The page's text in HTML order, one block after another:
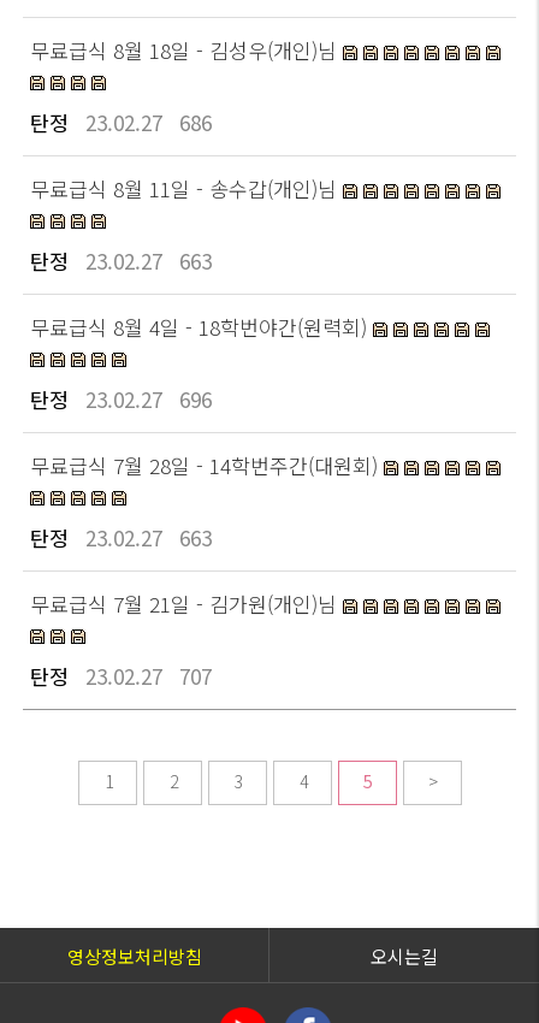
무료급식 8월 18일 - 김성우(개인)님
탄정 23.02.27 686
무료급식 8월 11일 - 송수갑(개인)님
탄정 23.02.27 663
무료급식 8월 4일 - 18학번야간(원력회)
탄정 23.02.27 696
무료급식 7월 28일 - 14학번주간(대원회)
탄정 23.02.27 663
무료급식 7월 21일 - 김가원(개인)님
탄정 23.02.27 707
1 2 3 4 5 >
영상정보처리방침 오시는길